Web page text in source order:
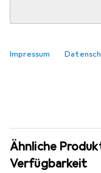
Impressum
Ähnliche
Verfügbarkeit